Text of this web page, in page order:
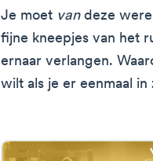
Je moet vandeze
fijne kneepjes van het
ernaar verlangen.
wilt als je er eenmaal in